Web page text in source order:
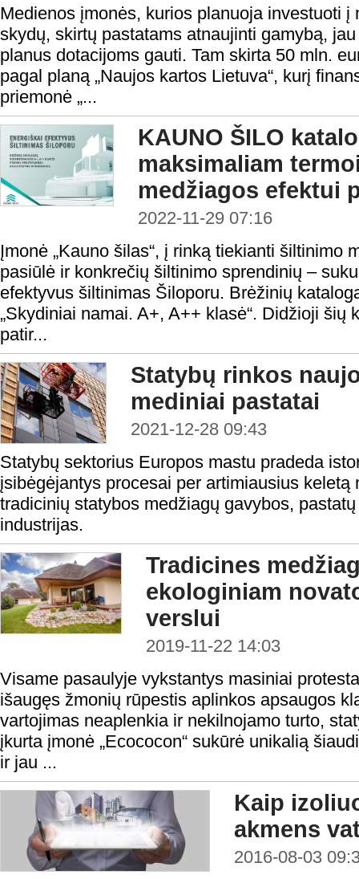
Medienos įmonės, kurios planuoja investuoti į
skydų, skirtų pastatams atnaujinti gamybą,
planus dotacijoms gauti. Tam skirta 50 mln.
pagal planą „Naujos kartos Lietuva“, kurį
priemonė „...
KAUNO ŠILO
maksimaliam
medžiagos efektui
2022-11-29 07:16
Įmonė „Kauno šilas“, į rinką tiekianti šiltinimo
pasiūlė ir konkrečių šiltinimo sprendinių –
efektyvus šiltinimas Šiloporu. Brėžinių
„Skydiniai namai. A+, A++ klasė“. Didžioji šių
patir...
Statybų rinkos
mediniai pastatai
2021-12-28 09:43
Statybų sektorius Europos mastu pradeda
įsibėgėjantys procesai per artimiausius keletą
tradicinių statybos medžiagų gavybos,
industrijas.
Tradicines
ekologiniam
verslui
2019-11-22 14:03
Visame pasaulyje vykstantys masiniai
išaugęs žmonių rūpestis aplinkos apsaugos
vartojimas neaplenkia ir nekilnojamo turto,
įkurta įmonė „Ecococon“ sukūrė unikalią
ir jau ...
Kaip
akmens
2016-08-03